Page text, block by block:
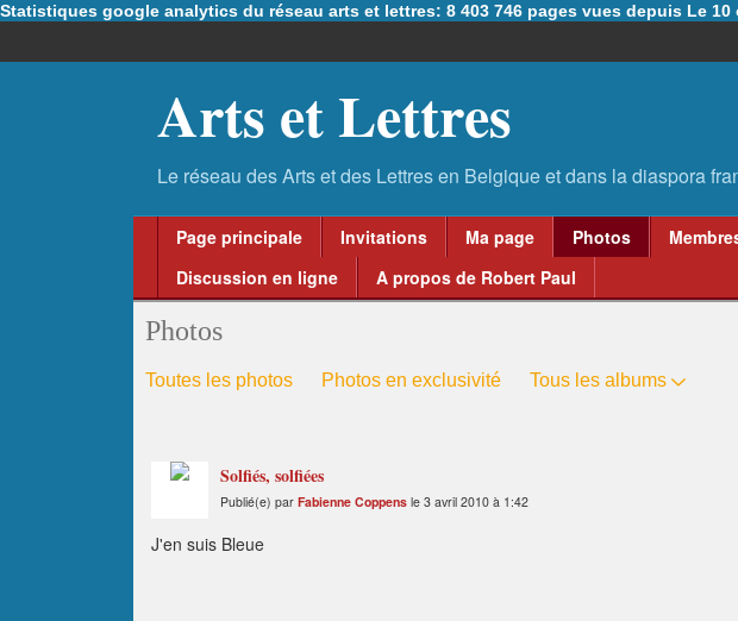
Statistiques google analytics du réseau arts et lettres: 8 403 746 pages vues depuis Le 10
Arts et Lettres
Page principale Invitations Ma page Photos
Discussion en ligne
A propos de Robert Paul
Photos
Toutes les photos Photos en exclusivité Tous les albums
Solfiés, solfiées
Publié(e) par Fabienne Coppens le 3 avril 2010 à 1:42
J'en suis Bleue